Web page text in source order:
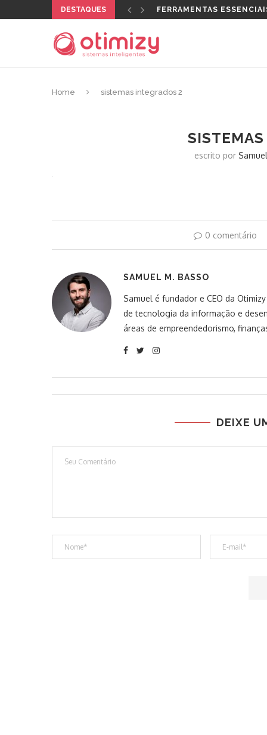
DESTAQUES FERRAMENTAS
Home sistemas integrados 2
escrito por
0 comentário
SAMUEL M. BASSO
Samuel é fundador e CEO da
de tecnologia da informação e
áreas de empreendedorismo,
DEIXE